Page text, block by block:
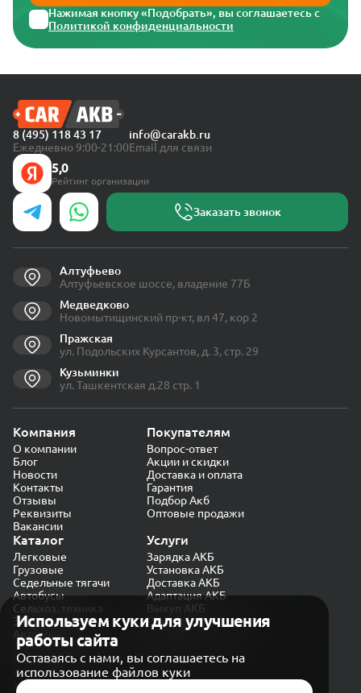
Нажимая кнопку «Подобрать», вы соглашаетесь с
Политикой конфиденциальности
Используем куки для улучшения
работы сайта
Оставаясь с нами, вы соглашаетесь на
использование файлов куки
8 (495) 118 43 17
Ежедневно 9:00-21:00
info@carakb.ru
Email для связи
5,0
Рейтинг организации
Заказать звонок
Алтуфьево
Алтуфьевское шоссе, владение 77Б
Медведково
Новомытищинский пр-кт, вл 47, кор 2
Пражская
ул. Подольских Курсантов, д. 3, стр. 29
Кузьминки
ул. Ташкентская д.28 стр. 1
Компания
О компании
Блог
Новости
Контакты
Отзывы
Реквизиты
Вакансии
Покупателям
Вопрос-ответ
Акции и скидки
Доставка и оплата
Гарантия
Подбор Акб
Оптовые продажи
Каталог
Легковые
Грузовые
Седельные тягачи
Автобусы
Сельхоз. техника
Экскаваторы
Автокраны
Услуги
Зарядка АКБ
Установка АКБ
Доставка АКБ
Адаптация АКБ
Выкуп АКБ
Проверка генератора
Политика конфиденциальности
Обработка персональных данных
Согласие на обработку в «Яндекс.Метрика»
Карта сайта